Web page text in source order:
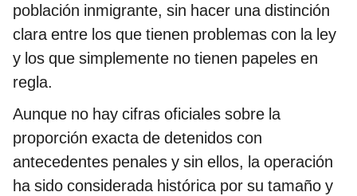
población inmigrante, sin hacer una distinción
clara entre los que tienen problemas con la ley
y los que simplemente no tienen papeles en
regla.
Aunque no hay cifras oficiales sobre la
proporción exacta de detenidos con
antecedentes penales y sin ellos, la operación
ha sido considerada histórica por su tamaño y